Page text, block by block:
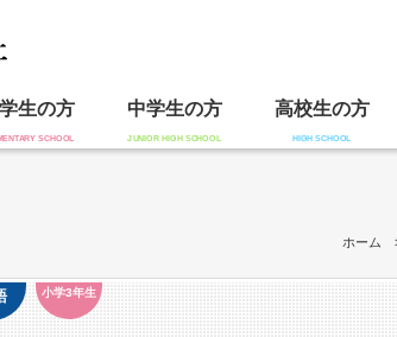
生の方 中学生の方 高校生の方
ホーム
小学3年生